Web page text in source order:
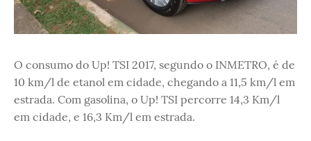
O consumo do Up! TSI 2017, segundo o INMETRO, é de
10 km/l de etanol em cidade, chegando a 11,5 km/l em
estrada. Com gasolina, o Up! TSI percorre 14,3 Km/l
em cidade, e 16,3 Km/l em estrada.